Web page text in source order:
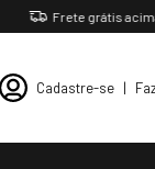
Frete grátis acima de
Cadastre-se |